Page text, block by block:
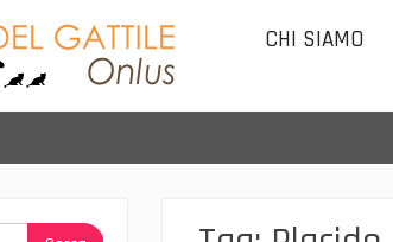
CHI SIAMO
Ricerca